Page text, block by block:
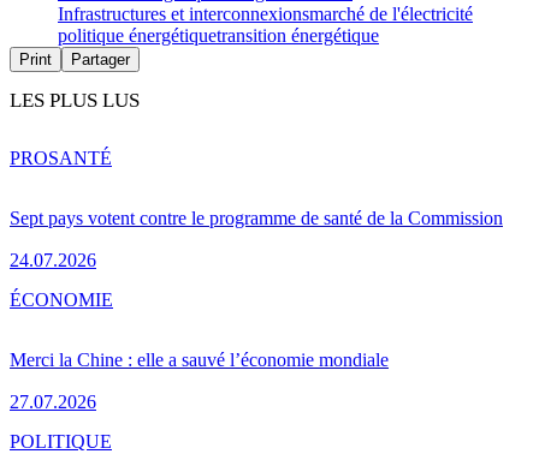
Infrastructures et interconnexionsmarché de l'électricité
politique énergétiquetransition énergétique
Print Partager
LES PLUS LUS
Sept pays votent contre le programme de santé de la Commission
24.07.2026
PROSANTÉ
Merci la Chine : elle a sauvé l’économie mondiale
27.07.2026
ÉCONOMIE
POLITIQUE